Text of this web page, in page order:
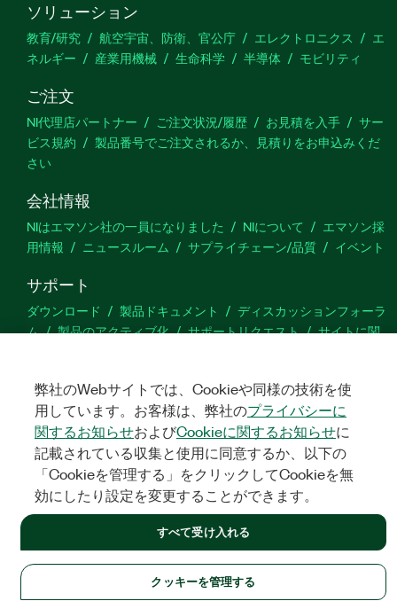
ソリューション
教育/研究 航空宇宙、防衛、官公庁 エレクトロニクス
エ
ネルギー
産業用機械 生命科学 半導体 モビリティ
ご注文
NI代理店パートナー ご注文状況/履歴 お見積を入手
サー
ビス規約
製品番号でご注文されるか、見積りをお申込みくだ
さい
会社情報
NIはエマソン社の一員になりました NIについて
エマソン採
用情報
ニュースルーム サプライチェーン/品質 イベント
サポート
ダウンロード 製品ドキュメント
ディスカッションフォーラ
ム
製品のアクティブ化 サポートリクエスト
サイトに関
TwitterYouTube
法令関連情報|IMPRINT|プライバシー|クッキーを管理する
NATIONAL INSTRUMENTS CORP. ALL RIGHTS RESERVED.
弊社のWebサイトでは、Cookieや同様の技術を使
用しています。お客様は、弊社のプライバシーに
関するお知らせおよびCookieに関するお知らせに
記載されている収集と使用に同意するか、以下の
「Cookieを管理する」をクリックしてCookieを無
効にしたり設定を変更することができます。
クッキーを管理する
すべて受け入れる